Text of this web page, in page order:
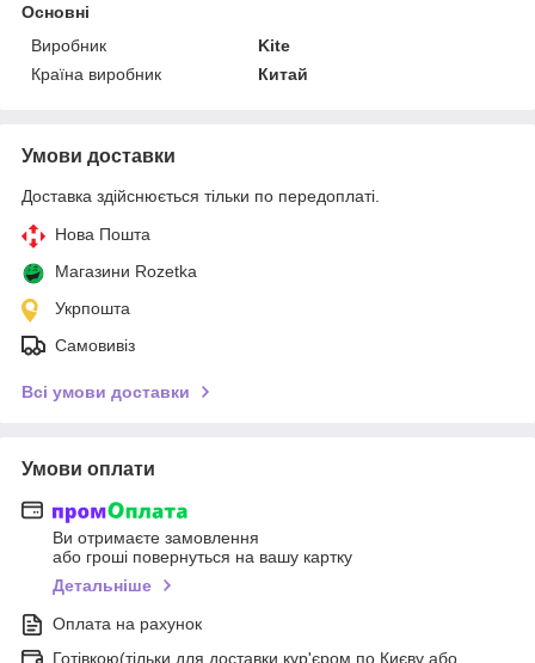
Основні
Виробник
Kite
Країна виробник
Китай
Умови доставки
Доставка здійснюється тільки по передоплаті.
Нова Пошта
Магазини Rozetka
Укрпошта
Самовивіз
Всі умови доставки
Умови оплати
Ви отримаєте замовлення
або гроші повернуться на вашу картку
Детальніше
Оплата на рахунок
Готівкою(тільки для доставки кур'єром по Києву або